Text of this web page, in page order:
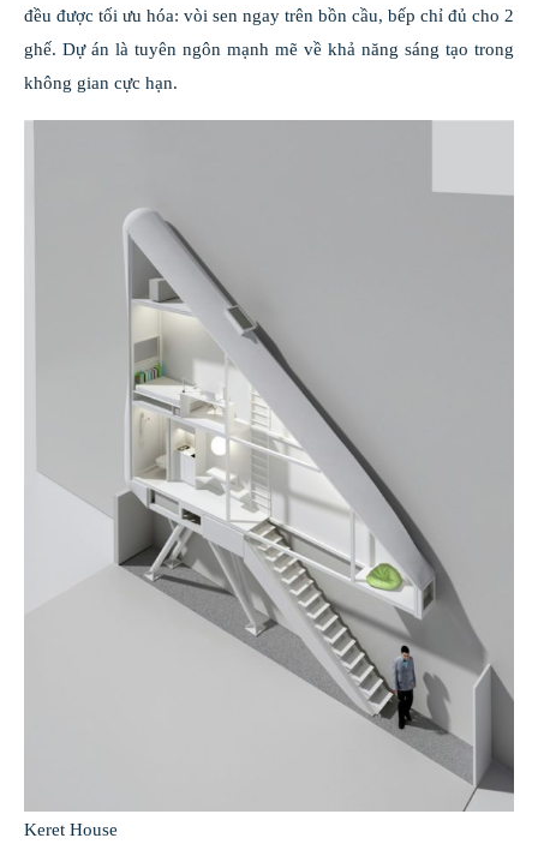
đều được tối ưu hóa: vòi sen ngay trên bồn cầu, bếp chỉ đủ cho 2
ghế. Dự án là tuyên ngôn mạnh mẽ về khả năng sáng tạo trong
không gian cực hạn.
Keret House